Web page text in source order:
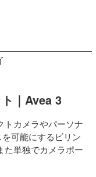
｜Avea 3
トカメラやパーソナ
可能にするビリン
た単独でカメラポー